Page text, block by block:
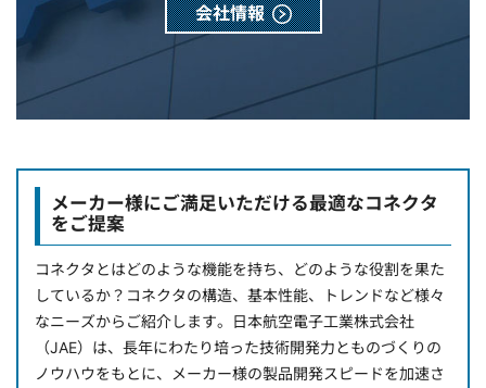
会社情報
メーカー様にご満足いただける最適なコネクタ
をご提案
コネクタとはどのような機能を持ち、どのような役割を果た
しているか？コネクタの構造、基本性能、トレンドなど様々
なニーズからご紹介します。日本航空電子工業株式会社
（JAE）は、長年にわたり培った技術開発力とものづくりの
ノウハウをもとに、メーカー様の製品開発スピードを加速さ